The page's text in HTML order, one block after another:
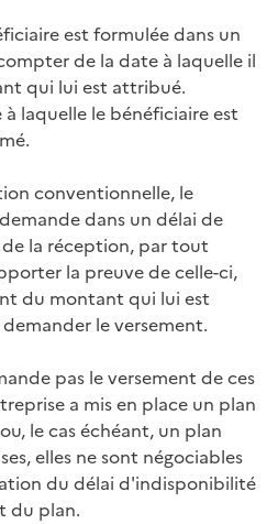
est formulée dans un
de la date à laquelle il
qui lui est attribué.
laquelle le bénéficiaire est
conventionnelle, le
dans un délai de
la réception, par tout
la preuve de celle-ci,
du montant qui lui est
le versement.
pas le versement de ces
a mis en place un plan
le cas échéant, un plan
elles ne sont négociables
du délai d'indisponibilité
du plan.